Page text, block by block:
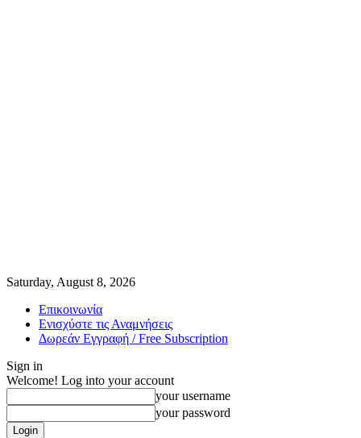
Saturday, August 8, 2026
Επικοινωνία
Ενισχύστε τις Αναμνήσεις
Δωρεάν Εγγραφή / Free Subscription
Sign in
Welcome! Log into your account
your username
your password